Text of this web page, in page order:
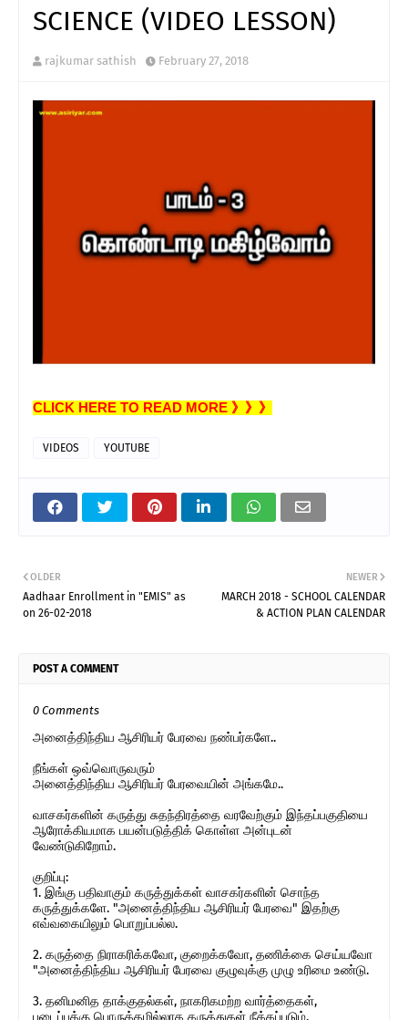
SCIENCE (VIDEO LESSON)
rajkumar sathish February 27, 2018
CLICK HERE TO READ MORE 》》》
VIDEOS YOUTUBE
NEWER
MARCH 2018 - SCHOOL CALENDAR
& ACTION PLAN CALENDAR
OLDER
Aadhaar Enrollment in "EMIS" as
on 26-02-2018
POST A COMMENT
0 Comments
அனைத்திந்திய ஆசிரியர் பேரவை நண்பர்களே..
நீங்கள் ஒவ்வொருவரும்
அனைத்திந்திய ஆசிரியர் பேரவையின் அங்கமே..
வாசகர்களின் கருத்து சுதந்திரத்தை வரவேற்கும் இந்தப்பகுதியை
ஆரோக்கியமாக பயன்படுத்திக் கொள்ள அன்புடன்
வேண்டுகிறோம்.
குறிப்பு:
1. இங்கு பதிவாகும் கருத்துக்கள் வாசகர்களின் சொந்த
கருத்துக்களே. "அனைத்திந்திய ஆசிரியர் பேரவை" இதற்கு
எவ்வகையிலும் பொறுப்பல்ல.
2. கருத்தை நிராகரிக்கவோ, குறைக்கவோ, தணிக்கை செய்யவோ
"அனைத்திந்திய ஆசிரியர் பேரவை குழுவுக்கு முழு உரிமை உண்டு.
3. தனிமனித தாக்குதல்கள், நாகரிகமற்ற வார்த்தைகள்,